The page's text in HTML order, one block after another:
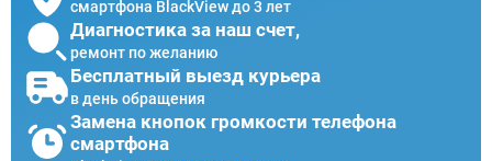
смартфона BlackView до 3 лет
Диагностика за наш счет,
ремонт по желанию
Бесплатный выезд курьера
в день обращения
Замена кнопок громкости телефона
смартфона